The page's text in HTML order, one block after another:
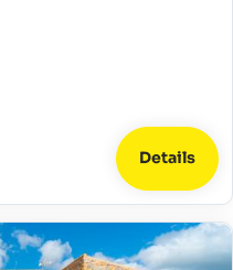
Details